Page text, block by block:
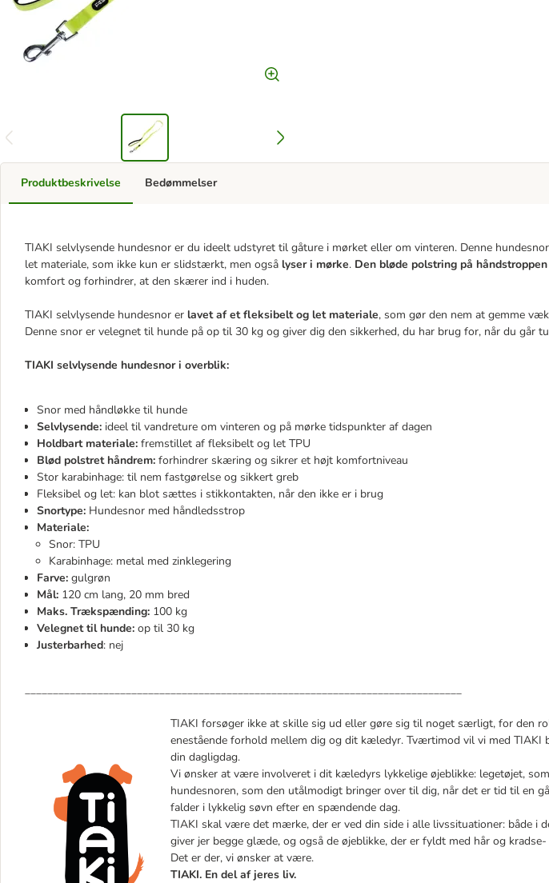
Produktbeskrivelse
TIAKI selvlysende hundesnor er du ideelt udstyret til gåture i mørket eller om vinteren. Denne
let materiale, som ikke kun er slidstærkt, men også lyser i mørke. Den bløde polstring på håndstroppen
komfort og forhindrer, at den skærer ind i huden.
TIAKI selvlysende hundesnor er lavet af et fleksibelt og let materiale, som gør den nem at gemme
Denne snor er velegnet til hunde på op til 30 kg og giver dig den sikkerhed, du har brug for, når du går
TIAKI selvlysende hundesnor i overblik:
Snor med håndløkke til hunde
Selvlysende: ideel til vandreture om vinteren og på mørke tidspunkter af dagen
Holdbart materiale: fremstillet af fleksibelt og let TPU
Blød polstret håndrem: forhindrer skæring og sikrer et højt komfortniveau
Stor karabinhage: til nem fastgørelse og sikkert greb
Fleksibel og let: kan blot sættes i stikkontakten, når den ikke er i brug
Snortype: Hundesnor med håndledsstrop
Materiale:
Snor: TPU
Karabinhage: metal med zinklegering
Farve: gulgrøn
Mål: 120 cm lang, 20 mm bred
Maks. Trækspænding: 100 kg
Velegnet til hunde: op til 30 kg
Justerbarhed: nej
______________________________________________________________________________
TIAKI forsøger ikke at skille sig ud eller gøre sig til noget særligt, for den
enestående forhold mellem dig og dit kæledyr. Tværtimod vil vi med TIAKI
din dagligdag.
Vi ønsker at være involveret i dit kæledyrs lykkelige øjeblikke: legetøjet,
hundesnoren, som den utålmodigt bringer over til dig, når det er tid til en
falder i lykkelig søvn efter en spændende dag.
TIAKI skal være det mærke, der er ved din side i alle livssituationer: både i
giver jer begge glæde, og også de øjeblikke, der er fyldt med hår og
Det er der, vi ønsker at være.
TIAKI. En del af jeres liv.
Bedømmelser